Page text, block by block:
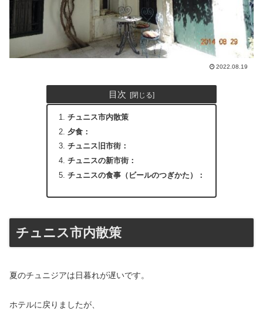
2022.08.19
目次
チュニス市内散策
夕食：
チュニス旧市街：
チュニスの新市街：
チュニスの食事（ビールのつぎかた）：
チュニス市内散策
夏のチュニジアは日暮れが遅いです。
ホテルに戻りましたが、